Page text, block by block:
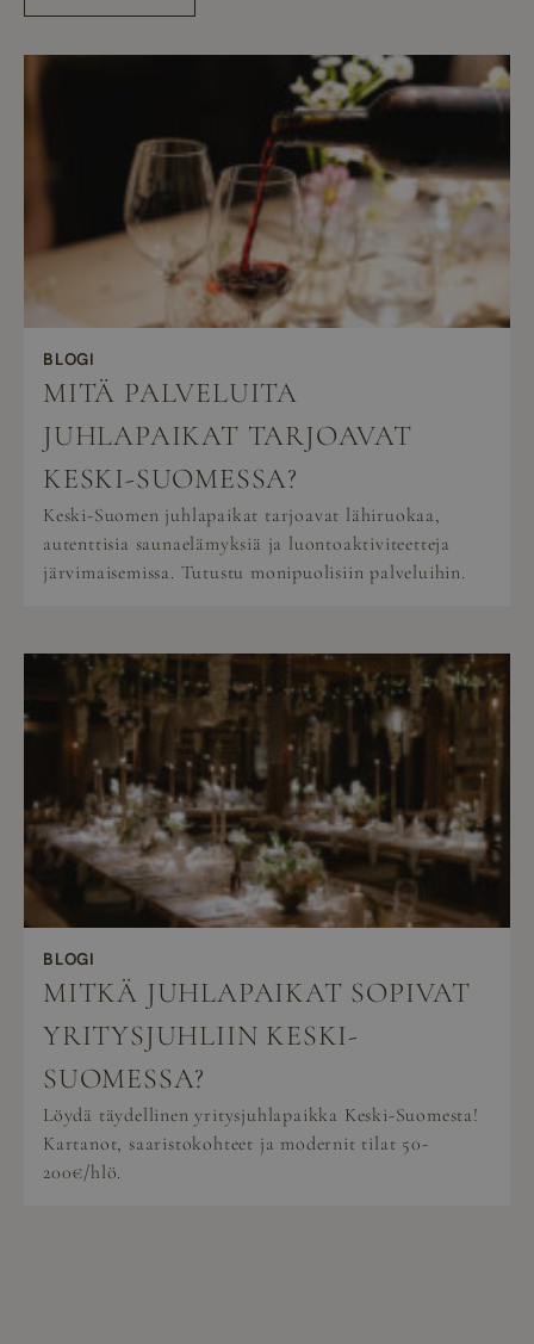
BLOGI
MITÄ PALVELUITA
JUHLAPAIKAT TARJOAVAT
KESKI-SUOMESSA?
Keski-Suomen juhlapaikat tarjoavat lähiruokaa,
autenttisia saunaelämyksiä ja luontoaktiviteetteja
järvimaisemissa. Tutustu monipuolisiin palveluihin.
BLOGI
MITKÄ JUHLAPAIKAT SOPIVAT
YRITYSJUHLIIN KESKI-
SUOMESSA?
Löydä täydellinen yritysjuhlapaikka Keski-Suomesta!
Kartanot, saaristokohteet ja modernit tilat 50-
200€/hlö.